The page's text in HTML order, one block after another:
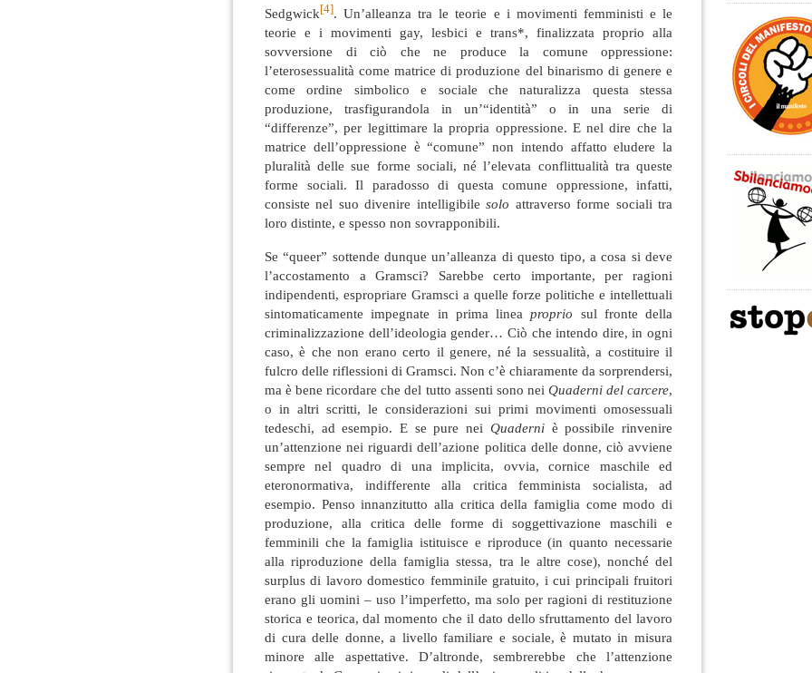
Sedgwick[4]. Un’alleanza tra le teorie e i movimenti femministi e le
teorie e i movimenti gay, lesbici e trans*, finalizzata proprio alla
sovversione di ciò che ne produce la comune oppressione:
l’eterosessualità come matrice di produzione del binarismo di genere e
come ordine simbolico e sociale che naturalizza questa stessa
produzione, trasfigurandola in un’“identità” o in una serie di
“differenze”, per legittimare la propria oppressione. E nel dire che la
matrice dell’oppressione è “comune” non intendo affatto eludere la
pluralità delle sue forme sociali, né l’elevata conflittualità tra queste
forme sociali. Il paradosso di questa comune oppressione, infatti,
consiste nel suo divenire intelligibilesolo attraverso forme sociali tra
loro distinte, e spesso non sovrapponibili.
Se “queer” sottende dunque un’alleanza di questo tipo, a cosa si deve
l’accostamento a Gramsci? Sarebbe certo importante, per ragioni
indipendenti, espropriare Gramsci a quelle forze politiche e intellettuali
sintomaticamente impegnate in prima lineaproprio sul fronte della
criminalizzazione dell’ideologia gender… Ciò che intendo dire, in ogni
caso, è che non erano certo il genere, né la sessualità, a costituire il
fulcro delle riflessioni di Gramsci. Non c’è chiaramente da sorprendersi,
ma è bene ricordare che del tutto assenti sono nei Quaderni del carcere,
o in altri scritti, le considerazioni sui primi movimenti omosessuali
tedeschi, ad esempio. E se pure nei Quaderniè possibile rinvenire
un’attenzione nei riguardi dell’azione politica delle donne, ciò avviene
sempre nel quadro di una implicita, ovvia, cornice maschile ed
eteronormativa, indifferente alla critica femminista socialista, ad
esempio. Penso innanzitutto alla critica della famiglia come modo di
produzione, alla critica delle forme di soggettivazione maschili e
femminili che la famiglia istituisce e riproduce (in quanto necessarie
alla riproduzione della famiglia stessa, tra le altre cose), nonché del
surplus di lavoro domestico femminile gratuito, i cui principali fruitori
erano gli uomini – uso l’imperfetto, ma solo per ragioni di restituzione
storica e teorica, dal momento che il dato dello sfruttamento del lavoro
di cura delle donne, a livello familiare e sociale, è mutato in misura
minore alle aspettative. D’altronde, sembrerebbe che l’attenzione